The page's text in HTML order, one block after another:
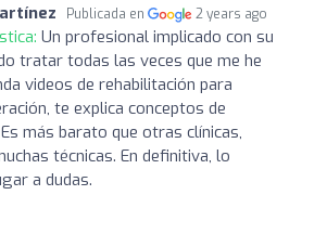
Publicada en 2 years ago
Un profesional implicado con su
tratar todas las veces que me he
videos de rehabilitación para
te explica conceptos de
más barato que otras clínicas,
técnicas. En definitiva, lo
a dudas.